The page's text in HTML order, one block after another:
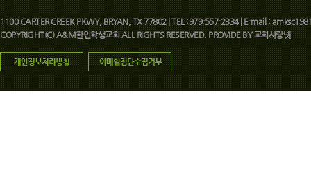
1100 CARTER CREEK PKWY, BRYAN, TX 77802 | TEL :979-557-2334 | E-mail :
COPYRIGHT(C) A&M한인학생교회 ALL RIGHTS RESERVED. PROVIDE BY교회사랑넷